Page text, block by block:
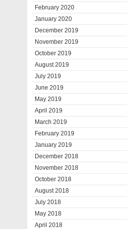
February 2020
January 2020
December 2019
November 2019
October 2019
August 2019
July 2019
June 2019
May 2019
April 2019
March 2019
February 2019
January 2019
December 2018
November 2018
October 2018
August 2018
July 2018
May 2018
April 2018